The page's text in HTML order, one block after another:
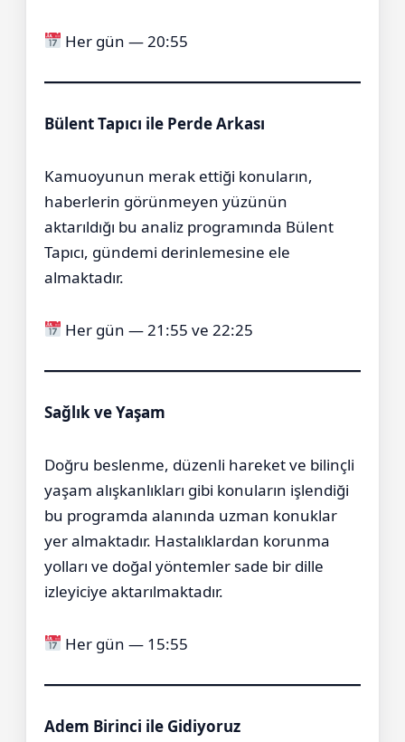
Her gün — 20:55
Bülent Tapıcı ile Perde Arkası
Kamuoyunun merak ettiği konuların,
haberlerin görünmeyen yüzünün
aktarıldığı bu analiz programında Bülent
Tapıcı, gündemi derinlemesine ele
almaktadır.
Her gün — 21:55 ve 22:25
Sağlık ve Yaşam
Doğru beslenme, düzenli hareket ve bilinçli
yaşam alışkanlıkları gibi konuların işlendiği
bu programda alanında uzman konuklar
yer almaktadır. Hastalıklardan korunma
yolları ve doğal yöntemler sade bir dille
izleyiciye aktarılmaktadır.
Her gün — 15:55
Adem Birinci ile Gidiyoruz